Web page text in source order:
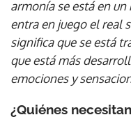
armonía se está en
entra en juego el real
significa que se está
que está más
emociones y
¿Quiénes